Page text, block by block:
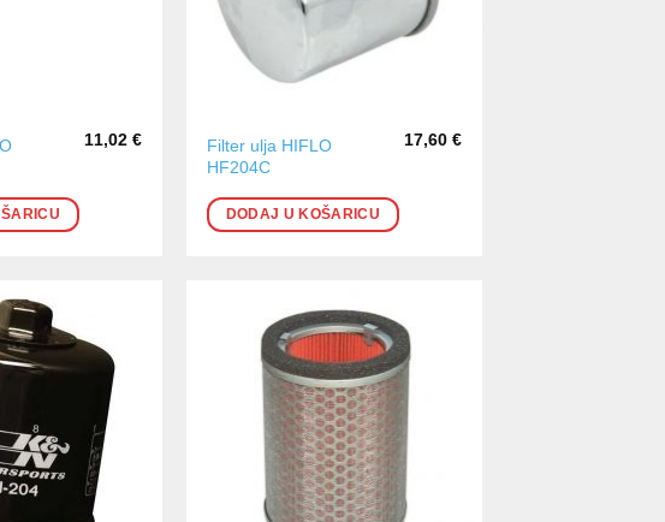
11,02 €
Filter ulja HIFLO
HF204C
17,60 €
DODAJ U KOŠARICU